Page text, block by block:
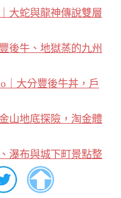
大蛇與龍神傳說雙層
後牛、地獄蒸的九州
｜大分豐後牛丼，戶
山地底探險，淘金體
瀑布與城下町景點整